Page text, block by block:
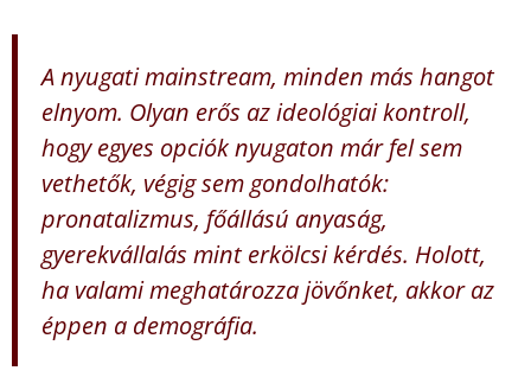
A nyugati mainstream, minden más hangot
elnyom. Olyan erős az ideológiai kontroll,
hogy egyes opciók nyugaton már fel sem
vethetők, végig sem gondolhatók:
pronatalizmus, főállású anyaság,
gyerekvállalás mint erkölcsi kérdés. Holott,
ha valami meghatározza jövőnket, akkor az
éppen a demográfia.